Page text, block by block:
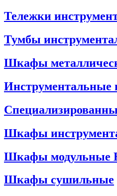
Тележки
Тумбы
Шкафы
Шкафы
Шкафы модульные
Шкафы сушильные